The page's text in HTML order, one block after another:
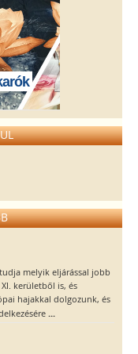
melyik eljárással jobb
kerületből is, és
hajakkal dolgozunk, és
...